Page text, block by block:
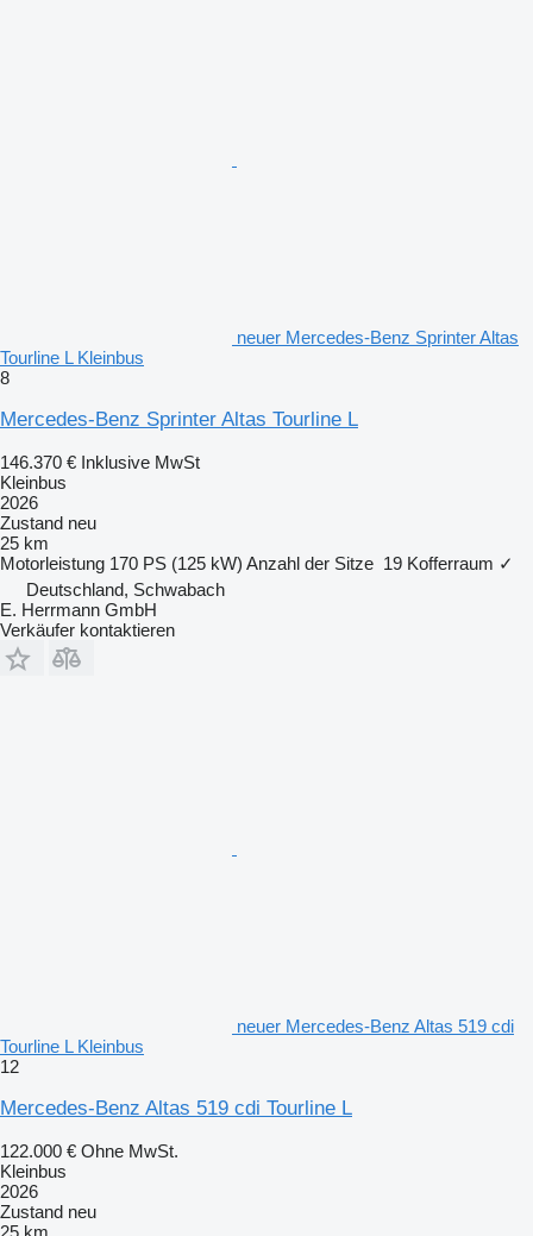
neuer Mercedes-Benz Sprinter Altas
Tourline L Kleinbus
8
Mercedes-Benz Sprinter Altas Tourline L
146.370 € Inklusive MwSt
Kleinbus
2026
Zustand neu
25 km
Motorleistung 170 PS (125 kW) Anzahl der Sitze 19 Kofferraum ✓
Deutschland, Schwabach
E. Herrmann GmbH
Verkäufer kontaktieren
neuer Mercedes-Benz Altas 519 cdi
Tourline L Kleinbus
12
Mercedes-Benz Altas 519 cdi Tourline L
122.000 € Ohne MwSt.
Kleinbus
2026
Zustand neu
25 km